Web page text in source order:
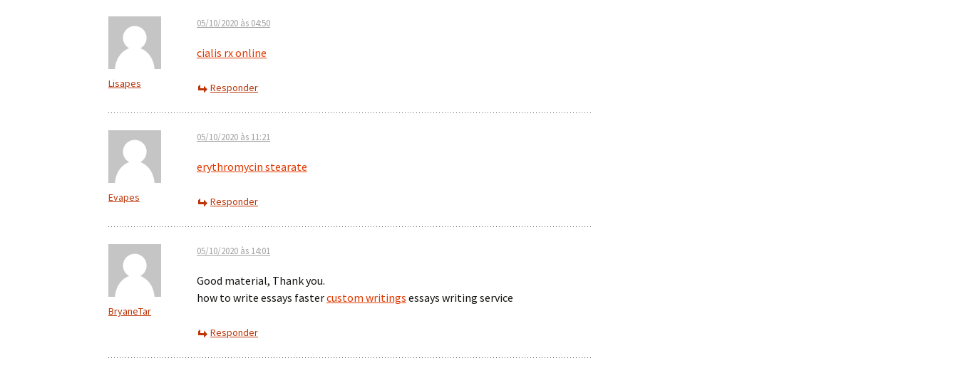
Lisapes
05/10/2020 às 04:50
cialis rx online
Responder
Evapes
05/10/2020 às 11:21
erythromycin stearate
Responder
BryaneTar
05/10/2020 às 14:01
Good material, Thank you.
how to write essays fastercustom writings essays writing service
Responder